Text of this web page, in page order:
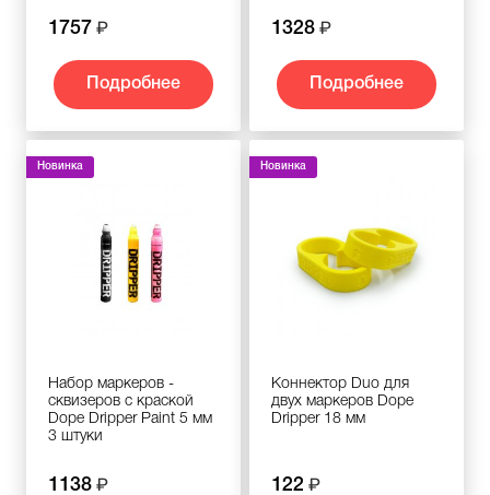
1757
Подробнее
1328
Подробнее
Новинка
Набор маркеров -
сквизеров с краской
Dope Dripper Paint 5 мм
3 штуки
1138
Новинка
Коннектор Duo для
двух маркеров Dope
Dripper 18 мм
122